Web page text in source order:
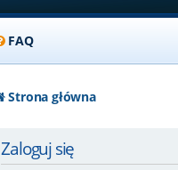
FAQ
Strona główna
Zaloguj się